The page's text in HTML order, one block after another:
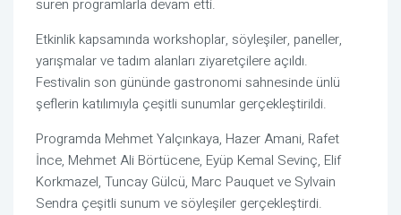
süren programlarla devam etti.
Etkinlik kapsamında workshoplar, söyleşiler, paneller,
yarışmalar ve tadım alanları ziyaretçilere açıldı.
Festivalin son gününde gastronomi sahnesinde ünlü
şeflerin katılımıyla çeşitli sunumlar gerçekleştirildi.
Programda Mehmet Yalçınkaya, Hazer Amani, Rafet
İnce, Mehmet Ali Börtücene, Eyüp Kemal Sevinç, Elif
Korkmazel, Tuncay Gülcü, Marc Pauquetve Sylvain
Sendra çeşitli sunum ve söyleşiler gerçekleştirdi.